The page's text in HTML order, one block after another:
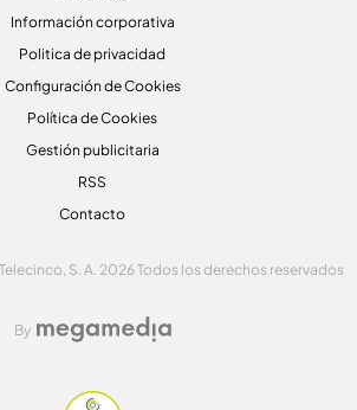
Información corporativa
Politica de privacidad
Configuración de Cookies
Política de Cookies
Gestión publicitaria
RSS
Contacto
S. A. 2026 Todos los derechos reservados
By